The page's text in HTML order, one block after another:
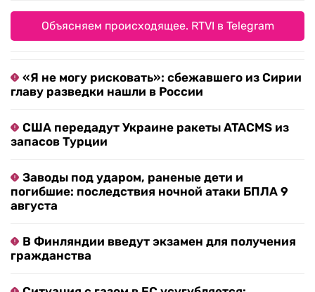
Объясняем происходящее. RTVI в Telegram
«Я не могу рисковать»: сбежавшего из Сирии
главу разведки нашли в России
США передадут Украине ракеты ATACMS из
запасов Турции
Заводы под ударом, раненые дети и
погибшие: последствия ночной атаки БПЛА 9
августа
В Финляндии введут экзамен для получения
гражданства